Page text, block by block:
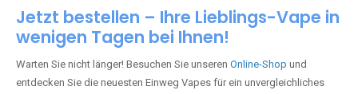
Jetzt bestellen – Ihre Lieblings-Vape in
wenigen Tagen bei Ihnen!
Warten Sie nicht länger! Besuchen Sie unseren Online-Shop und
entdecken Sie die neuesten Einweg Vapes für ein unvergleichliches